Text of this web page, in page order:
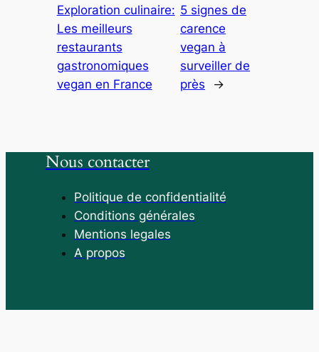
Exploration culinaire:
Les meilleurs
restaurants
gastronomiques
vegan en France
5 signes de
carence
vegan à
surveiller de
près
→
Nous contacter
Politique de confidentialité
Conditions générales
Mentions legales
A propos